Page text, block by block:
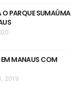
O PARQUE SUMAÚMA
MANAUS COM
2019